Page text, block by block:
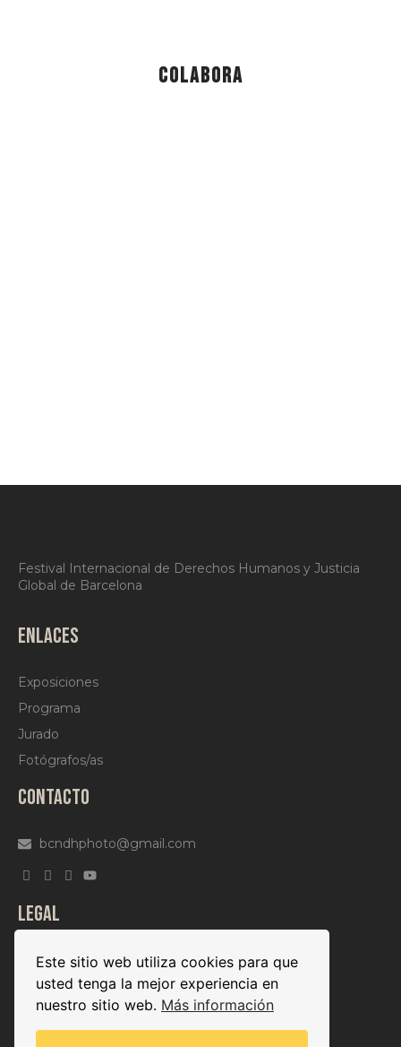
Este sitio web utiliza cookies para que
usted tenga la mejor experiencia en
nuestro sitio web. Más información
Colabora
Festival Internacional de Derechos Humanos y Justicia
Global de Barcelona
ENLACES
Exposiciones
Programa
Jurado
Fotógrafos/as
CONTACTO
bcndhphoto@gmail.com
LEGAL
Aviso legal
Política de cookies
Política de privacidad